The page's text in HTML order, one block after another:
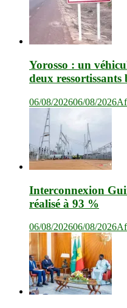
Yorosso : un
deux
06/08/202606/08/2026
Interconnexion
réalisé à 93 %
06/08/202606/08/2026